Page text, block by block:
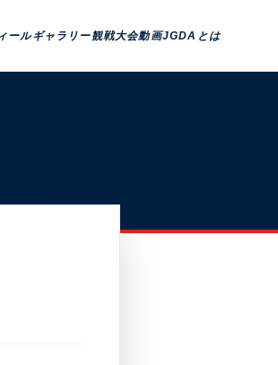
ールギャラリー観戦大会動画JGDAとは